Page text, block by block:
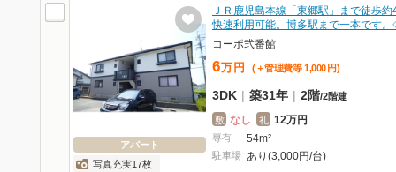
アパート
写真充実17枚
ＪＲ鹿児島本線「東郷駅」まで徒歩約
快速利用可能。博多駅まで一本です
コーポ弐番館
6万 円 (＋管理費等 1,000 円)
3DK | 築31年 | 2階/2階建
敷 なし 礼 12万円
専有 54m²
駐車場 あり(3,000円/台)